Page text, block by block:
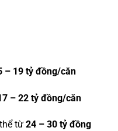
– 19 tỷ đồng/căn
– 22 tỷ đồng/căn
từ 24 – 30 tỷ đồng